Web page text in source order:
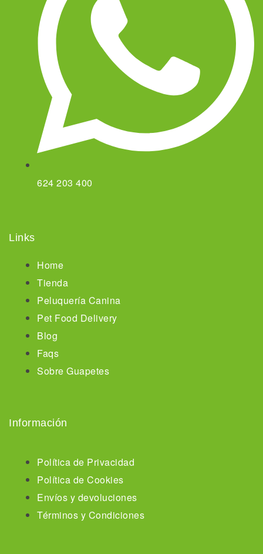
624 203 400
Links
Home
Tienda
Peluquería Canina
Pet Food Delivery
Blog
Faqs
Sobre Guapetes
Información
Política de Privacidad
Política de Cookies
Envíos y devoluciones
Términos y Condiciones